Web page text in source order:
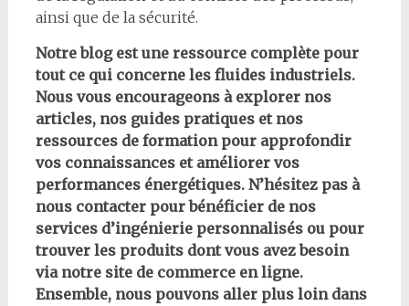
ainsi que de la sécurité.
Notre blog est une ressource complète pour
tout ce qui concerne les fluides industriels.
Nous vous encourageons à explorer nos
articles, nos guides pratiques et nos
ressources de formation pour approfondir
vos connaissances et améliorer vos
performances énergétiques. N’hésitez pas à
nous contacter pour bénéficier de nos
services d’ingénierie personnalisés ou pour
trouver les produits dont vous avez besoin
via notre site de commerce en ligne.
Ensemble, nous pouvons aller plus loin dans